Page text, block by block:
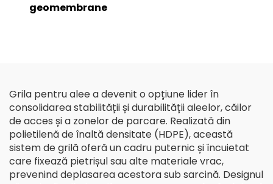
geomembrane
Grila pentru alee a devenit o opțiune lider în
consolidarea stabilității și durabilității aleelor, căilor
de acces și a zonelor de parcare. Realizată din
polietilenă de înaltă densitate (HDPE), această
sistem de grilă oferă un cadru puternic și încuietat
care fixează pietrișul sau alte materiale vrac,
prevenind deplasarea acestora sub sarcină. Designul